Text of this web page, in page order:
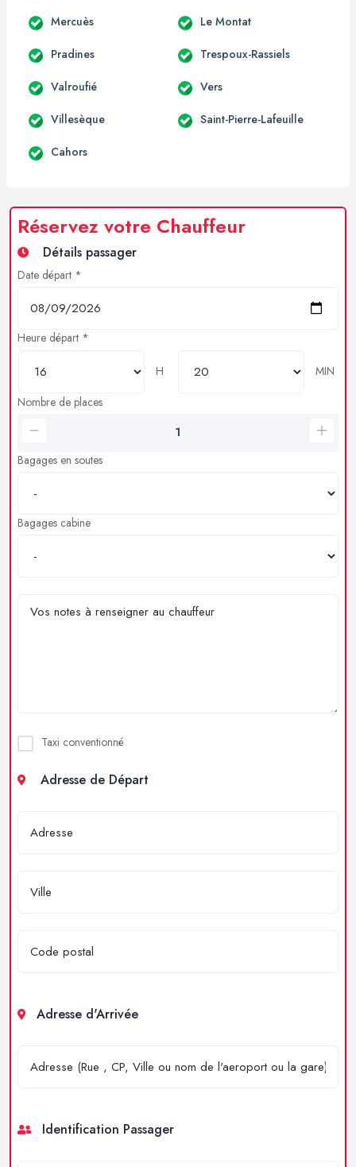
Mercuès Le Montat
Pradines Trespoux-Rassiels
Valroufié Vers
Villesèque Saint-Pierre-Lafeuille
Cahors
Réservez votre Chauffeur
Détails passager
Date départ *
Heure départ *
H
MIN
Nombre de places
Bagages en soutes
Bagages cabine
Taxi conventionné
Adresse de Départ
Adresse d'Arrivée
Identification Passager